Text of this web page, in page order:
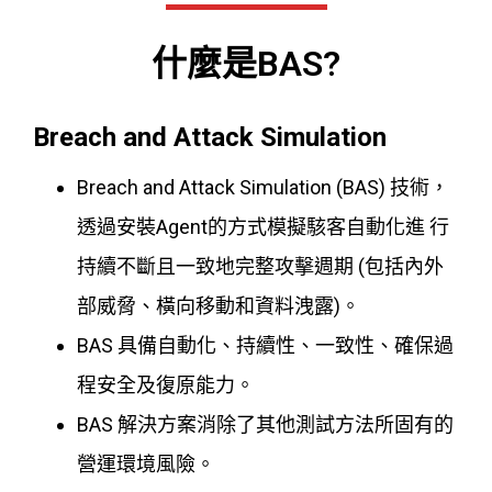
什麼是BAS?
Breach and Attack Simulation
Breach and Attack Simulation (BAS) 技術，
透過安裝Agent的方式模擬駭客自動化進 行
持續不斷且一致地完整攻擊週期 (包括內外
部威脅、橫向移動和資料洩露)。
BAS 具備自動化、持續性、一致性、確保過
程安全及復原能力。
BAS 解決方案消除了其他測試方法所固有的
營運環境風險。